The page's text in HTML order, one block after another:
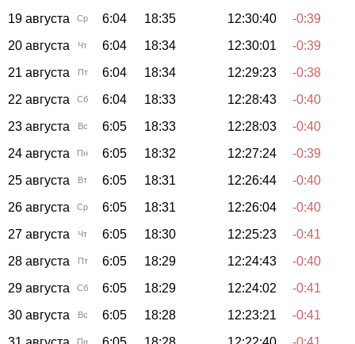
19 августа
Ср 6:04 18:35 12:30:40
-0:39
20 августа
Чт 6:04 18:34 12:30:01
-0:39
21 августа
Пт 6:04 18:34 12:29:23
-0:38
22 августа
Сб 6:04 18:33 12:28:43
-0:40
23 августа
Вс 6:05 18:33 12:28:03
-0:40
24 августа
Пн 6:05 18:32 12:27:24
-0:39
25 августа
Вт 6:05 18:31 12:26:44
-0:40
26 августа
Ср 6:05 18:31 12:26:04
-0:40
27 августа
Чт 6:05 18:30 12:25:23
-0:41
28 августа
Пт 6:05 18:29 12:24:43
-0:40
29 августа
Сб 6:05 18:29 12:24:02
-0:41
30 августа
Вс 6:05 18:28 12:23:21
-0:41
Пн